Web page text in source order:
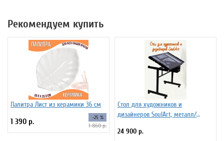
Рекомендуем купить
Палитра Лист из керамики 36 см
1 390 р. -25 %
1 860 р.
Стол для художников и
дизайнеров SoulArt, металл/
24 900 р.